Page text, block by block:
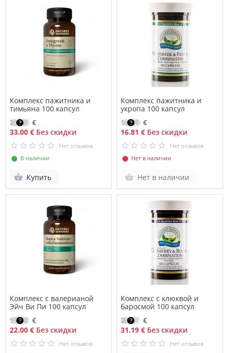
Комплекс пажитника и
тимьяна 100 капсул
23.40 €
33.00 €Без скидки
Нет отзывов
⬤ В наличии
Купить
Комплекс пажитника и
укропа 100 капсул
14.29 €
16.81 € Без скидки
Нет отзывов
⬤ Нет в наличии
Нет в наличии
Комплекс с валерианой
Эйч Ви Пи 100 капсул
15.60 €
22.00 €Без скидки
Нет отзывов
Комплекс с клюквой и
баросмой 100 капсул
26.51 €
31.19 € Без скидки
Нет отзывов